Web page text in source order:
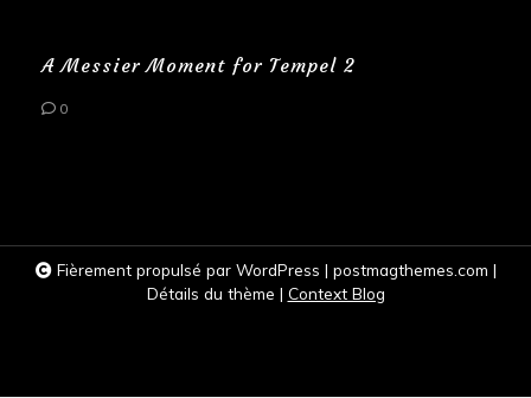
A Messier Moment for Tempel 2
0
Fièrement propulsé par WordPress | postmagthemes.com |
Détails du thème | Context Blog